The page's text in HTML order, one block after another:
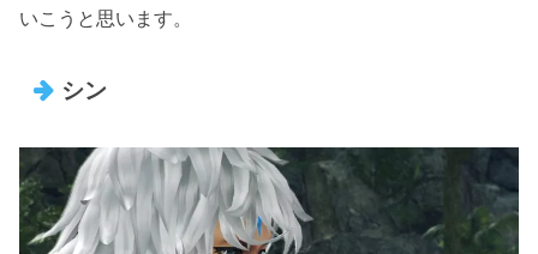
いこうと思います。
シン